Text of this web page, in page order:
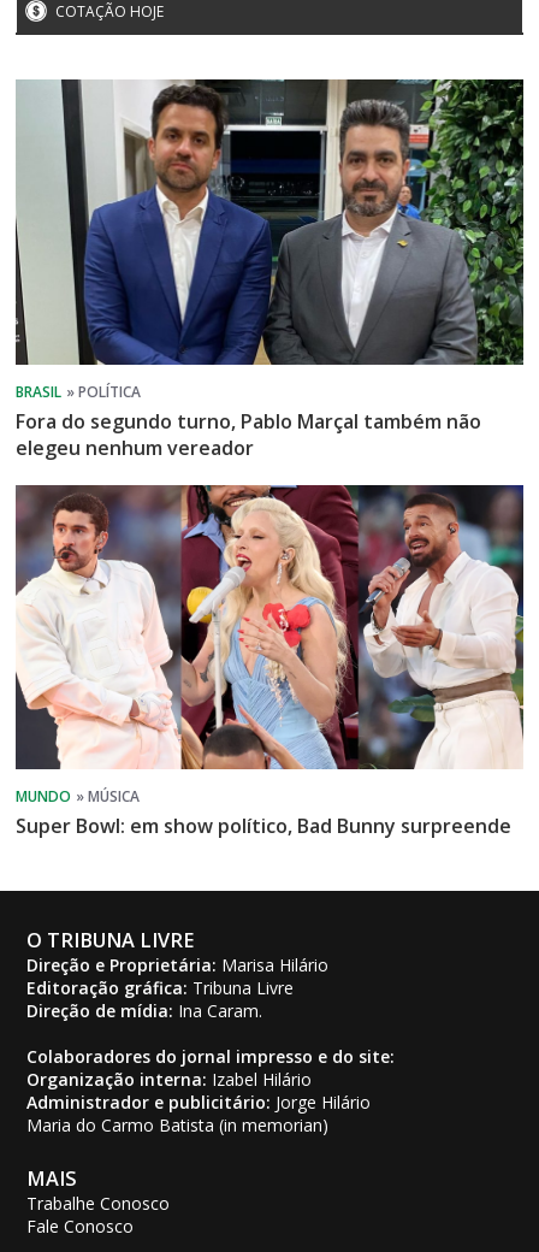
COTAÇÃO HOJE
Fora do segundo turno, Pablo Marçal também não
elegeu nenhum vereador
Super Bowl: em show político, Bad Bunny surpreende
O TRIBUNA LIVRE
Direção e Proprietária: Marisa Hilário
Editoração gráfica: Tribuna Livre
Direção de mídia: Ina Caram.
Colaboradores do jornal impresso e do site:
Organização interna: Izabel Hilário
Administrador e publicitário: Jorge Hilário
Maria do Carmo Batista (in memorian)
MAIS
Trabalhe Conosco
Fale Conosco